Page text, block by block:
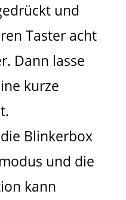
und
Taster acht
Dann lasse
kurze
Blinkerbox
und die
kann